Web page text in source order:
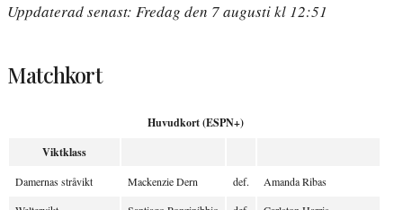
Uppdaterad senast: Fredag den 7 augusti kl 12:51
Matchkort
Huvudkort (ESPN+)
Viktklass
Damernas stråvikt Mackenzie Dern def.
Amanda Ribas